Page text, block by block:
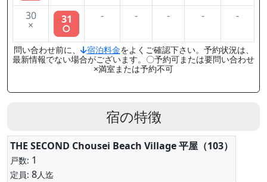
30
× 31
○
- - - - -
問い合わせ前に、 宿泊料金をよくご確認下さい。予約状況は、
最新情報でない場合がございます。〇予約可または要問い合わせ
×満室または予約不可
宿の特徴
THE SECOND Chousei Beach Village 平屋（103）
戸数: 1
定員: 8人迄